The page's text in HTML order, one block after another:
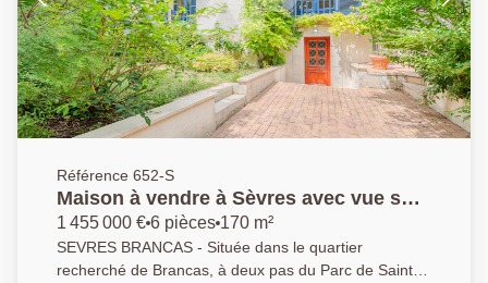
Référence 652-S
Maison à vendre à Sèvres avec vue sur
le Parc de Saint Cloud
1 455 000 € 6 pièces 170 m²
SEVRES BRANCAS - Située dans le quartier
recherché de Brancas, à deux pas du Parc de Saint-